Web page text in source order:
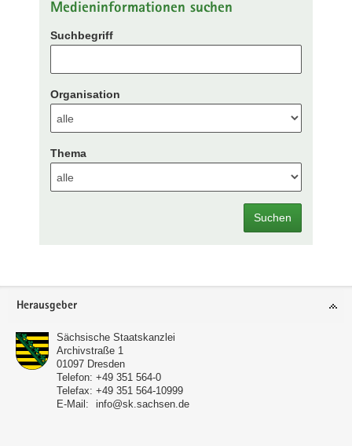
Medieninformationen suchen
Suchbegriff
Organisation
Thema
Suchen
Footer-
Herausgeber
Sächsische Staatskanzlei
Archivstraße 1
01097 Dresden
Telefon: +49 351 564-0
Telefax: +49 351 564-10999
E-Mail:
info@sk.sachsen.de